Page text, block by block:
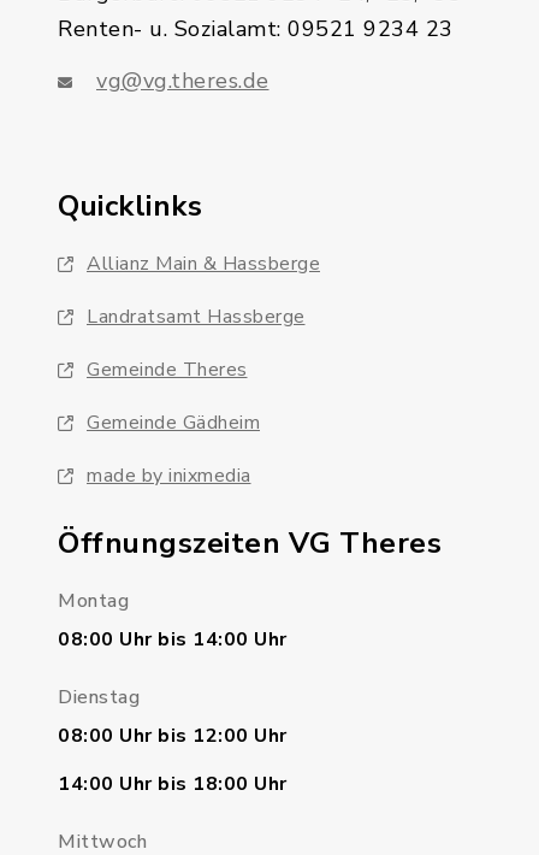
Renten- u. Sozialamt: 09521 9234 23
vg@vg.theres.de
Quicklinks
Allianz Main & Hassberge
Landratsamt Hassberge
Gemeinde Theres
Gemeinde Gädheim
made by inixmedia
Öffnungszeiten VG Theres
Montag
08:00 Uhr bis 14:00 Uhr
Dienstag
08:00 Uhr bis 12:00 Uhr
14:00 Uhr bis 18:00 Uhr
Mittwoch